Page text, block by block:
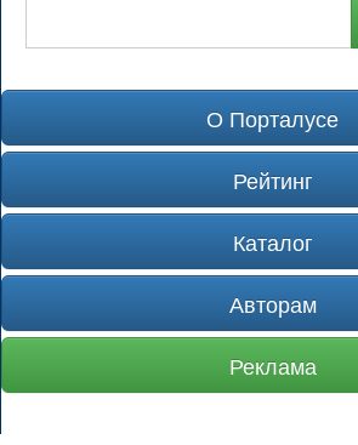
О Порталусе
Рейтинг
Каталог
Авторам
Реклама